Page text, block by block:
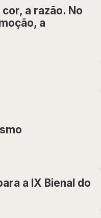
a razão. No
a
a IX Bienal do